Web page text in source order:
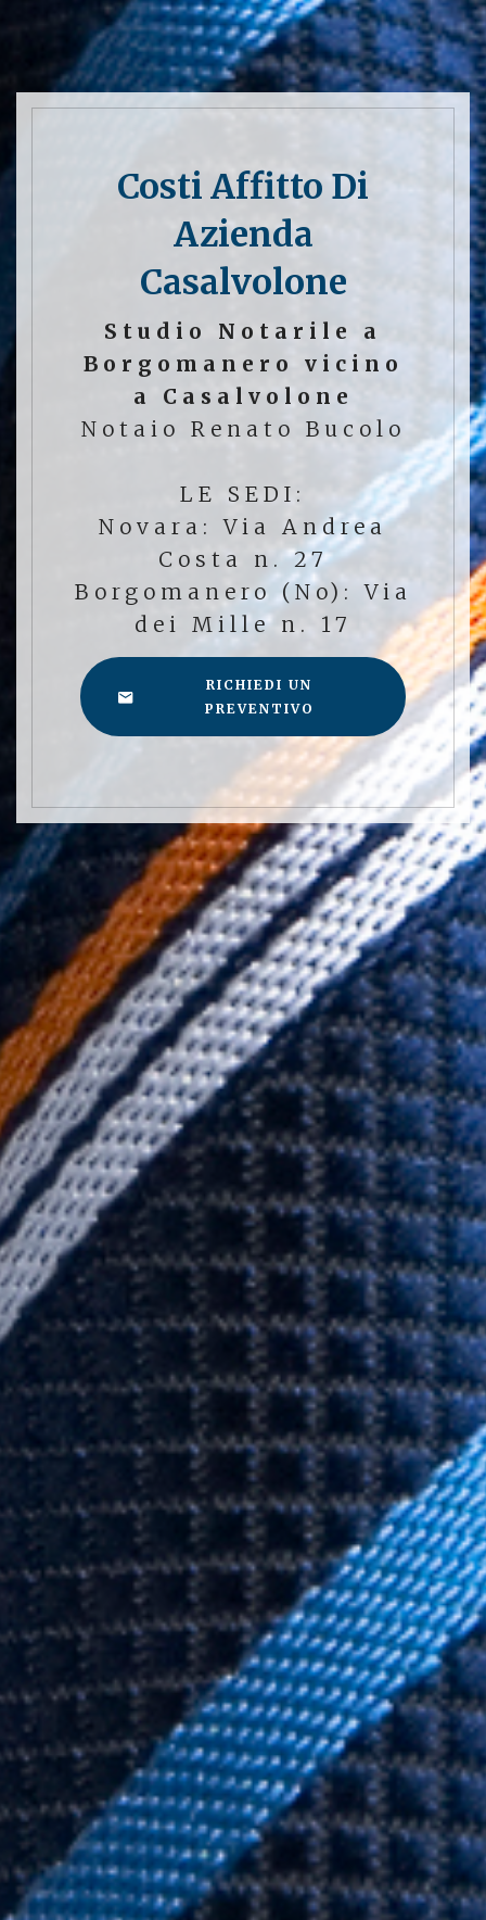
Costi Affitto Di
Azienda
Casalvolone
Studio Notarile a
Borgomanero vicino
a Casalvolone
Notaio Renato Bucolo
LE SEDI:
Novara: Via Andrea
Costa n. 27
Borgomanero (No): Via
dei Mille n. 17
RICHIEDI UN
PREVENTIVO